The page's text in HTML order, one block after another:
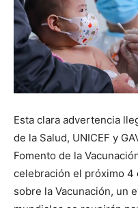
Esta clara advertencia
de la Salud, UNICEF y
Fomento de la
celebración el próximo 4
sobre la Vacunación, un